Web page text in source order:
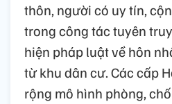
thôn, người có uy tín,
trong công tác tuyên
hiện pháp luật về hôn
từ khu dân cư. Các cấp
rộng mô hình phòng,